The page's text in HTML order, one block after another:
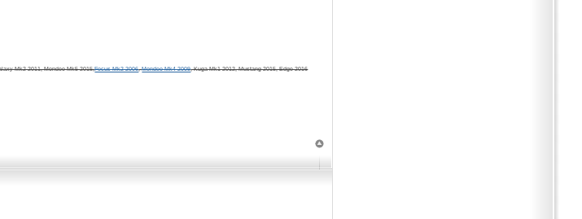
Mk2 2011, Mondeo Mk5 2015,Focus Mk2 2006,Mondeo Mk4 2009, Kuga Mk1 2012, Mustang 2015, Edge 2016